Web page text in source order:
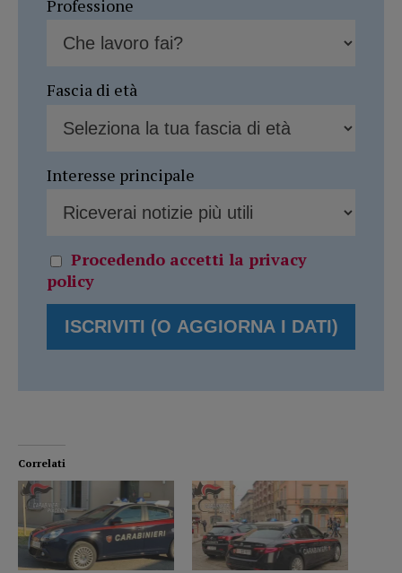
Professione
Fascia di età
Interesse principale
Procedendo accetti la privacy
policy
Correlati